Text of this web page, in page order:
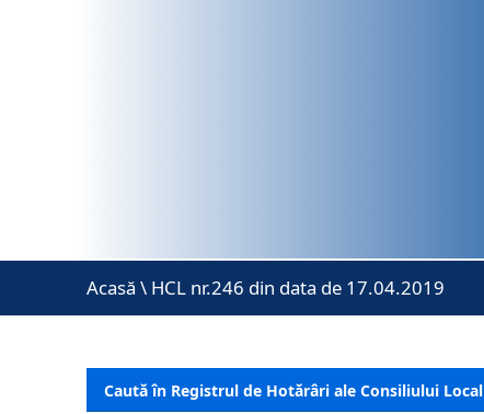
Acasă \ HCL nr.246 din data de 17.04.2019
Caută în Registrul de Hotărâri ale Consiliului Local